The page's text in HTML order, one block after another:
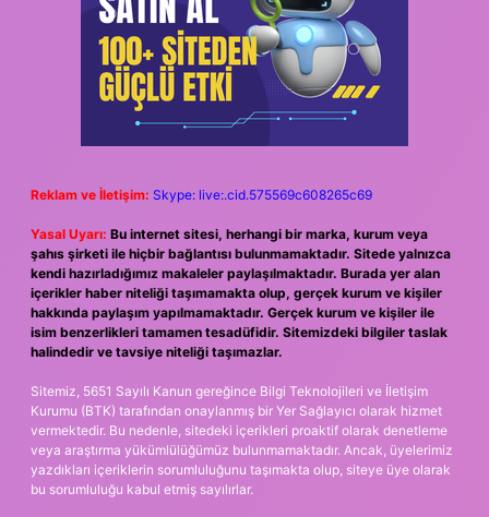
Reklam ve İletişim: Skype: live:.cid.575569c608265c69
Yasal Uyarı: Bu internet sitesi, herhangi bir marka, kurum veya
şahıs şirketi ile hiçbir bağlantısı bulunmamaktadır. Sitede yalnızca
kendi hazırladığımız makaleler paylaşılmaktadır. Burada yer alan
içerikler haber niteliği taşımamakta olup, gerçek kurum ve kişiler
hakkında paylaşım yapılmamaktadır. Gerçek kurum ve kişiler ile
isim benzerlikleri tamamen tesadüfidir. Sitemizdeki bilgiler taslak
halindedir ve tavsiye niteliği taşımazlar.
Sitemiz, 5651 Sayılı Kanun gereğince Bilgi Teknolojileri ve İletişim
Kurumu (BTK) tarafından onaylanmış bir Yer Sağlayıcı olarak hizmet
vermektedir. Bu nedenle, sitedeki içerikleri proaktif olarak denetleme
veya araştırma yükümlülüğümüz bulunmamaktadır. Ancak, üyelerimiz
yazdıkları içeriklerin sorumluluğunu taşımakta olup, siteye üye olarak
bu sorumluluğu kabul etmiş sayılırlar.